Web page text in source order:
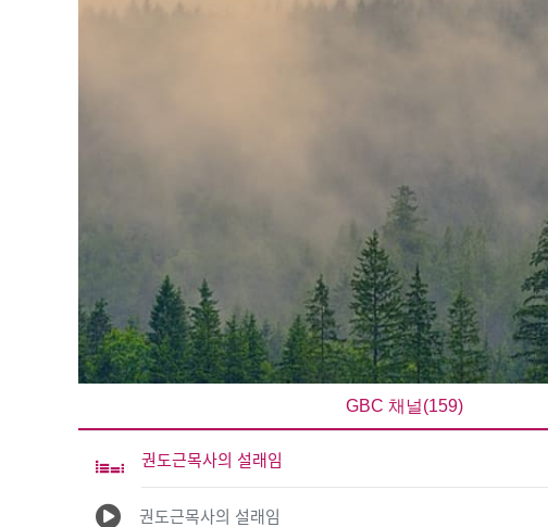
GBC 채널(159)
권도근목사의 설래임
권도근목사의 설래임